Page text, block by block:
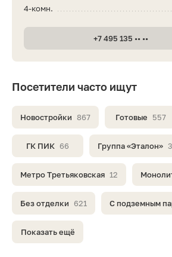
Посетители часто ищут
Новостройки 867 Готовые 557
ГК ПИК 66 Группа «Эталон»
Метро Третьяковская 12
Без отделки 621 С подземным
Показать ещё
4-комн.
+7 495 135 •• ••